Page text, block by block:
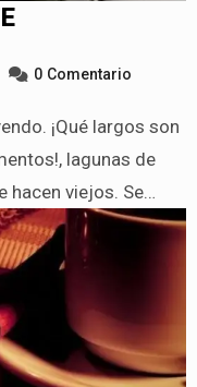
0 Comentario
lagunas de
hacen viejos. Se…